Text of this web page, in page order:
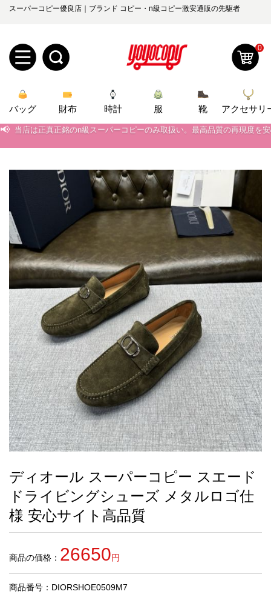
スーパーコピー優良店｜ブランド コピー・n級コピー激安通販の先駆者
規
ユ
ー
登
録
ロ
グ
ー
ダ
管
理
お
知
せ
yoyocopys@gmail.com
2026人気特集
バッグ
財布
時計
服
ズボン
衣装セット
靴
住まい用品
アクセサリー
ベルト
スカーフ
アイフォーンケ
ース
小物
最
新
製
品
お
す
め
商
人
0
バッグ 財布 時計 服 靴 アクセサリ
📢 当店は正真正銘のn級スーパーコピーのみ取扱い。最高品質の再現度を
2026春の新作続々更新中！期間中のご注文でお得な割引をご利用いただ
当店は正真正銘のn級スーパーコピーのみ取扱い。最高品質の再現度を
📢 2026春の新作続々更新中！期間中のご注文でお得な割引をご利用いただ
新作入荷！ルイ・ヴィトンスーパーコピー バッグ最新モデルが登場。
ディオール スーパーコピー スエード
ドライビングシューズ メタルロゴ仕
様 安心サイト高品質
商品の価格： 26650円
商品番号：DIORSHOE0509M7